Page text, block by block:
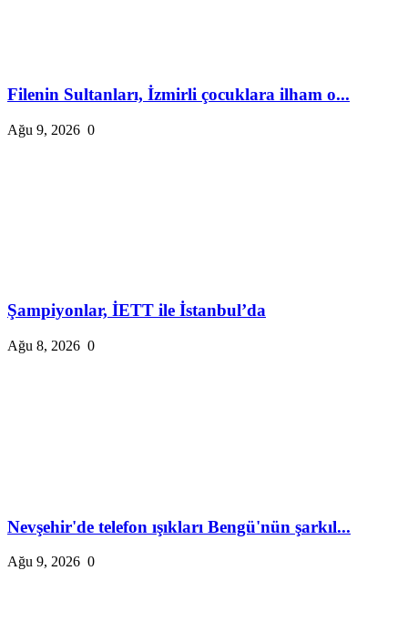
Filenin Sultanları, İzmirli çocuklara ilham o...
Ağu 9, 2026 0
Şampiyonlar, İETT ile İstanbul’da
Ağu 8, 2026 0
Nevşehir'de telefon ışıkları Bengü'nün şarkıl...
Ağu 9, 2026 0